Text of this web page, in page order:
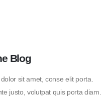
Blog
sit amet, conse elit porta.
justo, volutpat quis porta diam.